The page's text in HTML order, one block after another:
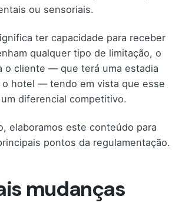
ou sensoriais.
ter capacidade para receber
qualquer tipo de limitação, o
o cliente — que terá uma estadia
hotel — tendo em vista que esse
diferencial competitivo.
elaboramos este conteúdo para
pontos da regulamentação.
mudanças